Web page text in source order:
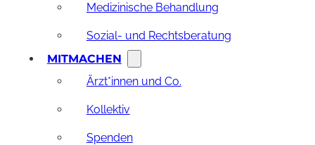
Medizinische Behandlung
Sozial- und Rechtsberatung
MITMACHEN
Ärzt*innen und Co.
Kollektiv
Spenden